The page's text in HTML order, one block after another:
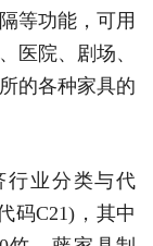
等功能，可用
医院、剧场、
的各种家具的
行业分类与代
码C21)，其中